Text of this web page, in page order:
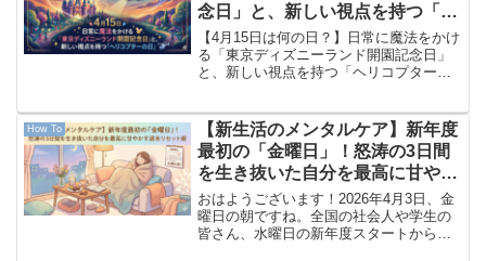
念日」と、新しい視点を持つ「ヘ
リコプターの日」
【4月15日は何の日？】日常に魔法をかけ
る「東京ディズニーランド開園記念日」
と、新しい視点を持つ「ヘリコプターの
2026年4月15日（水曜日）です。本日の
六曜は大安（...
How To
【新生活のメンタルケア】新年度
最初の「金曜日」！怒涛の3日間
を生き抜いた自分を最高に甘やか
す週末リセット術
おはようございます！2026年4月3日、金
曜日の朝ですね。全国の社会人や学生の
皆さん、水曜日の新年度スタートから今